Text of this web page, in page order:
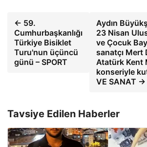
← 59.
Cumhurbaşkanlığı
Türkiye Bisiklet
Turu'nun üçüncü
günü – SPORT
Aydın
23 Nisan
ve Çocuk
sanatçı Mert
Atatürk Kent
konseriyle
VE SANAT →
Tavsiye Edilen Haberler